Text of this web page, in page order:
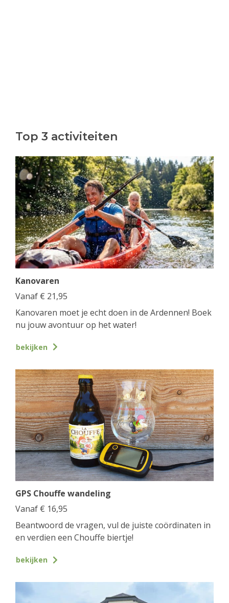
Top 3 activiteiten
Kanovaren
Vanaf € 21,95
Kanovaren moet je echt doen in de Ardennen! Boek
nu jouw avontuur op het water!
bekijken
GPS Chouffe wandeling
Vanaf € 16,95
Beantwoord de vragen, vul de juiste coördinaten in
en verdien een Chouffe biertje!
bekijken